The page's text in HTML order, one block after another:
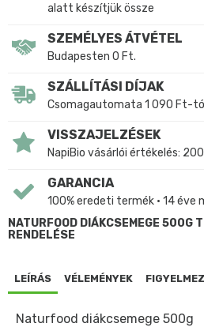
alatt készítjük össze
SZEMÉLYES ÁTVÉTEL
Budapesten 0 Ft.
SZÁLLÍTÁSI DÍJAK
Csomagautomata 1 090 Ft-
VISSZAJELZÉSEK
NapiBio vásárlói értékelés:
GARANCIA
100% eredeti termék • 14 éve
NATURFOOD DIÁKCSEMEGE 500G
RENDELÉSE
LEÍRÁS VÉLEMÉNYEK
Naturfood diákcsemege 500g